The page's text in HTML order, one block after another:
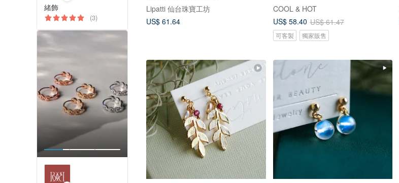
緒飾
(3)
Lipatti 仙台珠寶工坊
US$ 61.64
COOL & HOT
US$ 58.40 US$ 61.47
可客製 獨家販售